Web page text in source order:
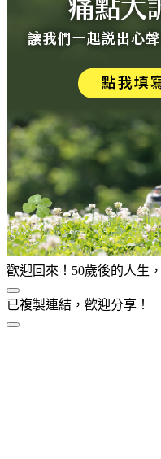
歡迎回來！50歲後的人生
已複製連結，歡迎分享！